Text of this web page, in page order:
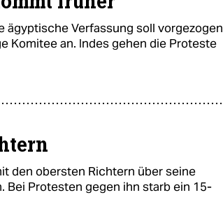
ägyptische Verfassung soll vorgezogen
Komitee an. Indes gehen die Proteste
den obersten Richtern über seine
Protesten gegen ihn starb ein 15-